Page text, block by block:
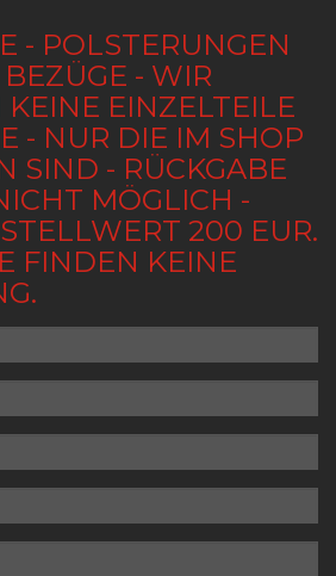
- POLSTERUNGEN
- WIR
EINZELTEILE
- NUR DIE IM SHOP
SIND - RÜCKGABE
MÖGLICH -
200 EUR.
FINDEN KEINE